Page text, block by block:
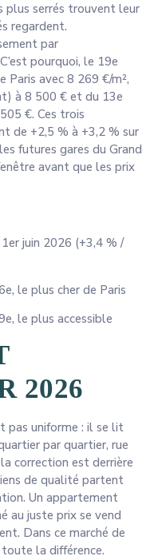
plus serrés trouvent leur
regardent.
par
pourquoi, le 19e
Paris avec 8 269 €/m²,
à 8 500 € et du 13e
€. Ces trois
de +2,5 % à +3,2 % sur
futures gares du Grand
avant que les prix
juin 2026 (+3,4 % /
le plus cher de Paris
le plus accessible
2026
pas uniforme : il se lit
par quartier, rue
correction est derrière
de qualité partent
Un appartement
au juste prix se vend
Dans ce marché de
la différence.